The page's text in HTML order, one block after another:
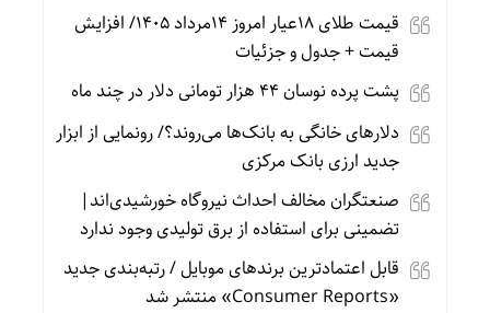
قیمت طلای 18عیار امروز 14مرداد 1405/ افزایش
قیمت + جدول و جزئیات
پشت پرده نوسان ۴۴ هزار تومانی دلار در چند ماه
دلارهای خانگی به بانک‌ها می‌روند؟/ رونمایی از ابزار
جدید ارزی بانک مرکزی
صنعتگران مخالف احداث نیروگاه خورشیدی‌اند|
تضمینی برای استفاده از برق تولیدی وجود ندارد
قابل اعتمادترین برندهای موبایل / رتبه‌بندی جدید
«Consumer Reports» منتشر شد